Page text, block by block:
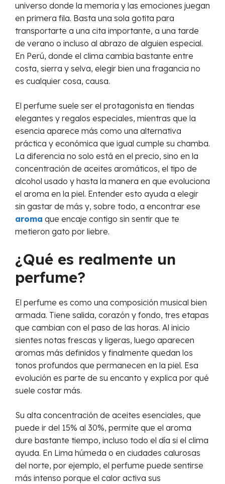
universo donde la memoria y las emociones juegan
en primera fila. Basta una sola gotita para
transportarte a una cita importante, a una tarde
de verano o incluso al abrazo de alguien especial.
En Perú, donde el clima cambia bastante entre
costa, sierra y selva, elegir bien una fragancia no
es cualquier cosa, causa.
El perfume suele ser el protagonista en tiendas
elegantes y regalos especiales, mientras que la
esencia aparece más como una alternativa
práctica y económica que igual cumple su chamba.
La diferencia no solo está en el precio, sino en la
concentración de aceites aromáticos, el tipo de
alcohol usado y hasta la manera en que evoluciona
el aroma en la piel. Entender esto ayuda a elegir
sin gastar de más y, sobre todo, a encontrar ese
aroma que encaje contigo sin sentir que te
metieron gato por liebre.
¿Qué es realmente un
perfume?
El perfume es como una composición musical bien
armada. Tiene salida, corazón y fondo, tres etapas
que cambian con el paso de las horas. Al inicio
sientes notas frescas y ligeras, luego aparecen
aromas más definidos y finalmente quedan los
tonos profundos que permanecen en la piel. Esa
evolución es parte de su encanto y explica por qué
suele costar más.
Su alta concentración de aceites esenciales, que
puede ir del 15% al 30%, permite que el aroma
dure bastante tiempo, incluso todo el día si el clima
ayuda. En Lima húmeda o en ciudades calurosas
del norte, por ejemplo, el perfume puede sentirse
más intenso porque el calor activa sus